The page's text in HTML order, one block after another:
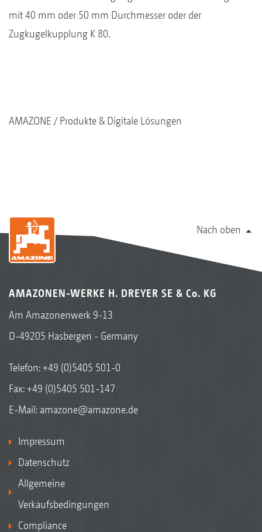
mit 40 mm oder 50 mm Durchmesser oder der
Zugkugelkupplung K 80.
AMAZONE Produkte & Digitale Lösungen
Nach oben
AMAZONEN-WERKE H. DREYER SE & Co. KG
Am Amazonenwerk 9-13
D-49205 Hasbergen - Germany
Telefon:+49 (0)5405 501-0
Fax: +49 (0)5405 501-147
E-Mail: amazone@amazone.de
Impressum
Datenschutz
Allgemeine
Verkaufsbedingungen
Compliance